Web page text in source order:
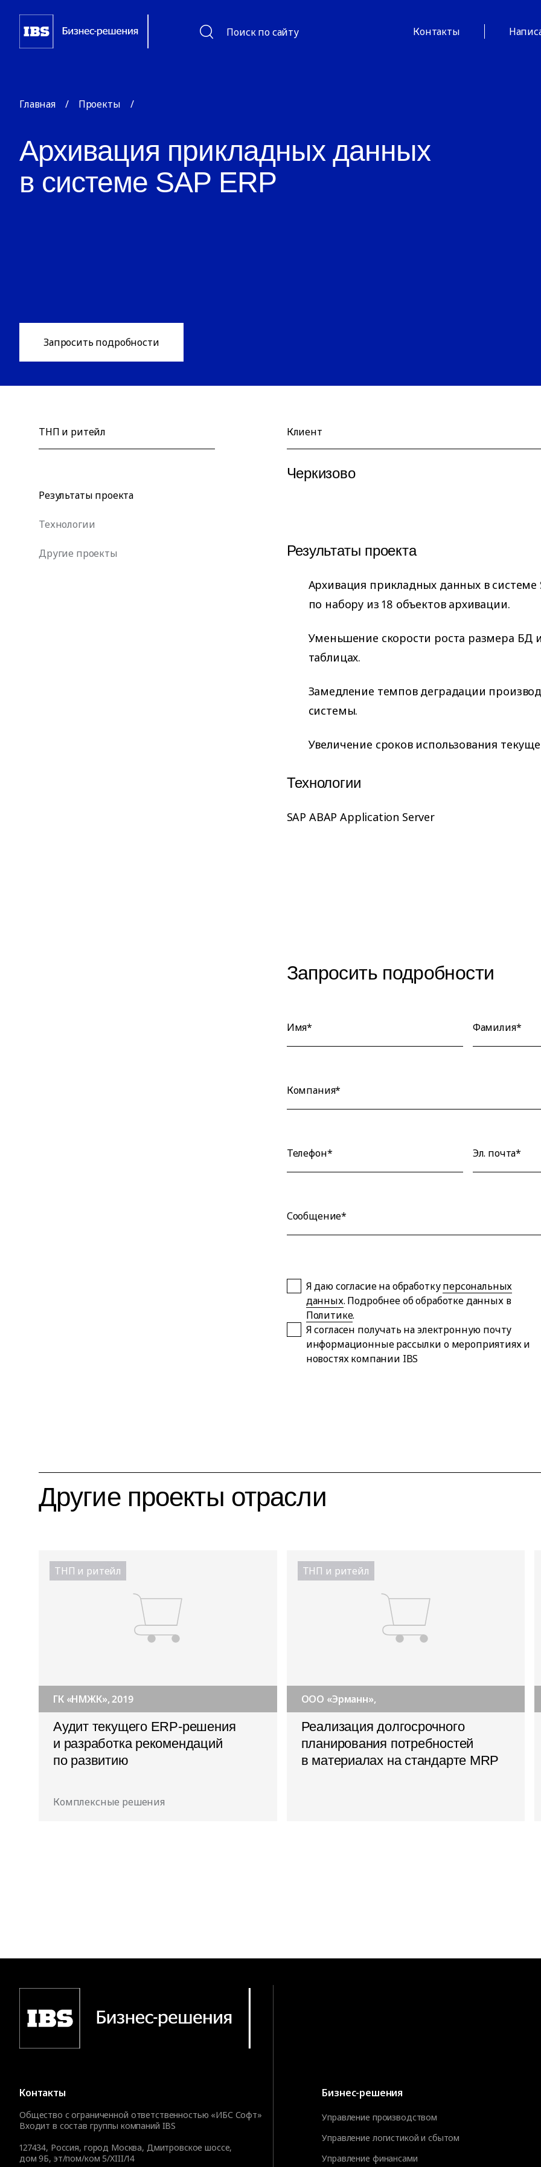
Поиск по сайту Контакты
Главная / Проекты /
Архивация прикладных данных
в системе SAP ERP
Запросить подробности
ТНП и ритейл
Результаты проекта
Технологии
Другие проекты
Клиент
Черкизово
Результаты проекта
Архивация прикладных данных в системе
по набору из 18 объектов архивации.
Уменьшение скорости роста размера БД
таблицах.
Замедление темпов деградации
системы.
Увеличение сроков использования
Технологии
SAP ABAP Application Server
Запросить подробности
Имя* Фамилия*
Компания*
Телефон* Эл. почта*
Сообщение*
Я даю согласие на обработкуперсональных
данных. Подробнее об обработке данных в
Политике.
Я согласен получать на электронную почту
информационные рассылки о мероприятиях и
новостях компании IBS
Другие проекты отрасли
ТНП и ритейл
ГК «НМЖК», 2019
Аудит текущего ERP-решения
и разработка рекомендаций
по развитию
Комплексные решения
ТНП и ритейл
ООО «Эрманн»,
Реализация долгосрочного
планирования потребностей
в материалах на стандарте MRP
Контакты
Общество с ограниченной ответственностью «ИБС Софт»
Входит в состав группы компаний IBS
127434, Россия, город Москва, Дмитровское шоссе,
дом 9Б, эт/пом/ком 5/XIII/14
Бизнес-решения
Управление производством
Управление логистикой и сбытом
Управление финансами